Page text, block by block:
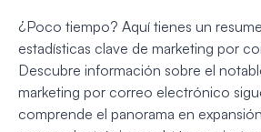
¿Poco tiempo? Aquí tienes un
estadísticas clave de marketing por
Descubre información sobre el
marketing por correo electrónico
comprende el panorama en